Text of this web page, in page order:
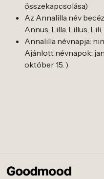
összekapcsolása)
Az Annalilla név
Annus, Lilla, Lillus,
Annalilla névnapja:
Ajánlott névnapok:
október 15. )